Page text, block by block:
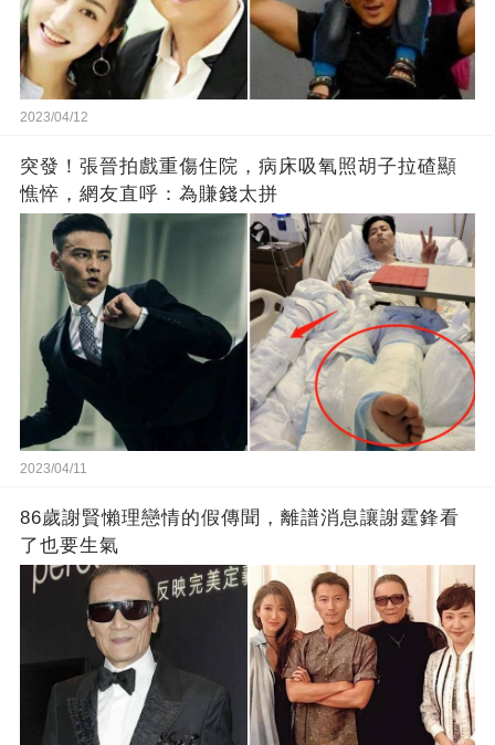
2023/04/12
突發！張晉拍戲重傷住院，病床吸氧照胡子拉碴顯
憔悴，網友直呼：為賺錢太拼
2023/04/11
86歲謝賢懶理戀情的假傳聞，離譜消息讓謝霆鋒看
了也要生氣